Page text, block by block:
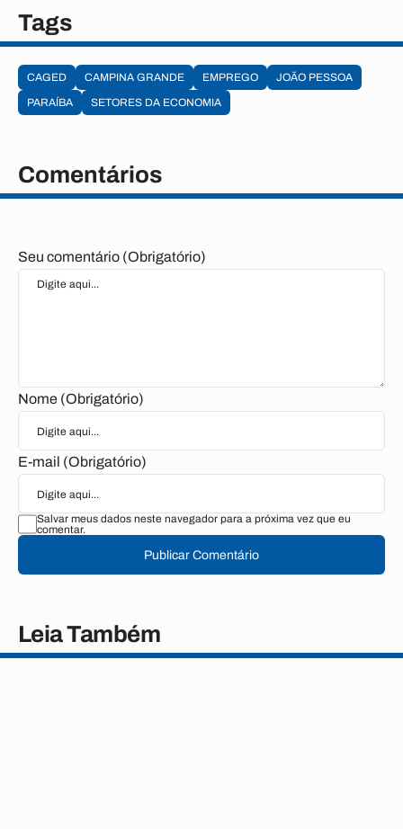
Tags
CAGED CAMPINA GRANDE EMPREGO
JOÃO PESSOA
PARAÍBA
SETORES DA ECONOMIA
Comentários
Seu comentário (Obrigatório)
Nome (Obrigatório)
E-mail (Obrigatório)
Salvar meus dados neste navegador para a próxima vez que eu
comentar.
Publicar Comentário
Leia Também